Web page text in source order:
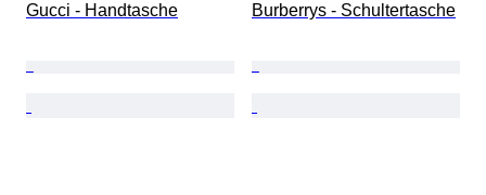
Gucci - Handtasche Burberrys - Schultertasche